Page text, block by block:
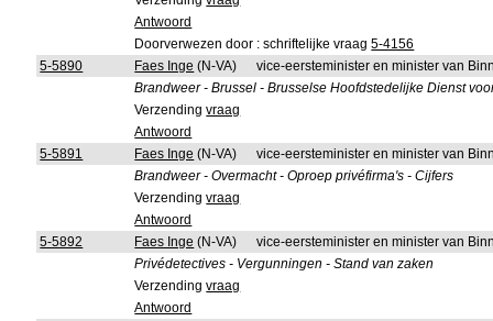
Antwoord
Doorverwezen door : schriftelijke vraag5-4156
5-5890
Faes Inge (N-VA)
vice-eersteminister en minister van
Brandweer - Brussel - Brusselse Hoofdstedelijke Dienst
Verzendingvraag
Antwoord
5-5891
Faes Inge (N-VA)
vice-eersteminister en minister van
Brandweer - Overmacht - Oproep privéfirma's - Cijfers
Verzendingvraag
Antwoord
5-5892
Faes Inge (N-VA)
vice-eersteminister en minister van
Privédetectives - Vergunningen - Stand van zaken
Verzendingvraag
Antwoord